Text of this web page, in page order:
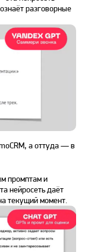
разговорные
а оттуда — в
промптам и
нейросеть даёт
текущий момент.